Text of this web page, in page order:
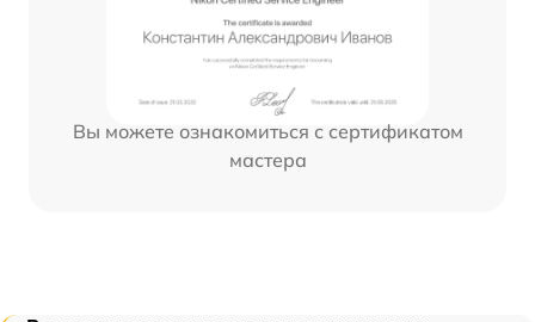
Вы можете ознакомиться с сертификатом
мастера